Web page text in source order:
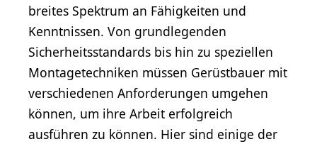
breites Spektrum an Fähigkeiten und
Kenntnissen. Von grundlegenden
Sicherheitsstandards bis hin zu speziellen
Montagetechniken müssen Gerüstbauer mit
verschiedenen Anforderungen umgehen
können, um ihre Arbeit erfolgreich
ausführen zu können. Hier sind einige der